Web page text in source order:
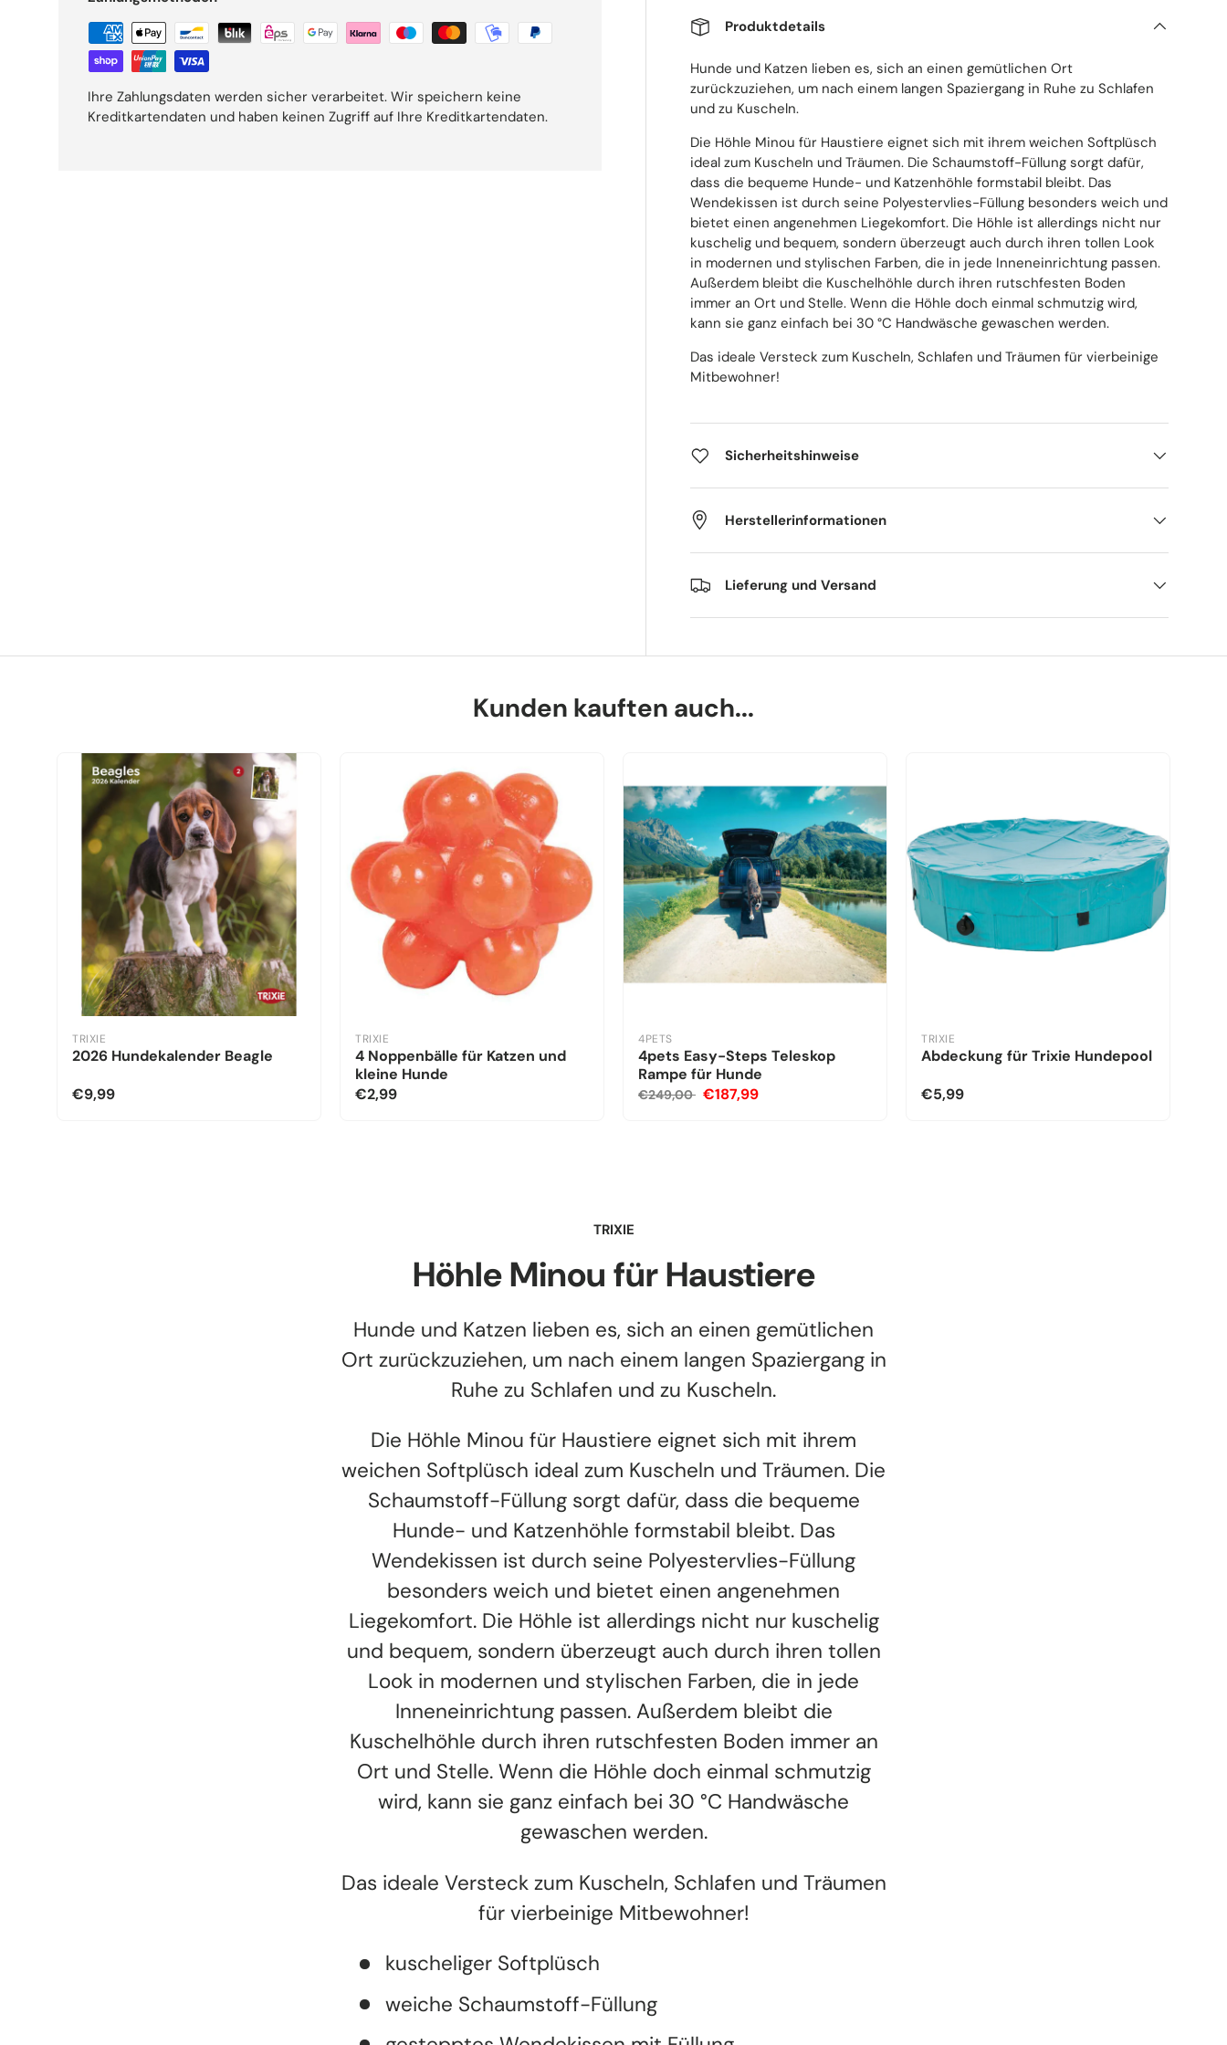
Produktdetails
Hunde und Katzen lieben es, sich an einen gemütlichen Ort
zurückzuziehen, um nach einem langen Spaziergang in Ruhe zu Schlafen
und zu Kuscheln.
Die Höhle Minou für Haustiere eignet sich mit ihrem weichen Softplüsch
ideal zum Kuscheln und Träumen. Die Schaumstoff-Füllung sorgt dafür,
dass die bequeme Hunde- und Katzenhöhle formstabil bleibt. Das
Wendekissen ist durch seine Polyestervlies-Füllung besonders weich und
bietet einen angenehmen Liegekomfort. Die Höhle ist allerdings nicht nur
kuschelig und bequem, sondern überzeugt auch durch ihren tollen Look
in modernen und stylischen Farben, die in jede Inneneinrichtung passen.
Außerdem bleibt die Kuschelhöhle durch ihren rutschfesten Boden
immer an Ort und Stelle. Wenn die Höhle doch einmal schmutzig wird,
kann sie ganz einfach bei 30 °C Handwäsche gewaschen werden.
Das ideale Versteck zum Kuscheln, Schlafen und Träumen für vierbeinige
Mitbewohner!
Sicherheitshinweise
Herstellerinformationen
Lieferung und Versand
Ihre Zahlungsdaten werden sicher verarbeitet. Wir speichern keine
Kreditkartendaten und haben keinen Zugriff auf Ihre Kreditkartendaten.
Kunden kauften auch...
TRIXIE
2026 Hundekalender Beagle
€9,99
TRIXIE
4 Noppenbälle für Katzen und
kleine Hunde
€2,99
4PETS
4pets Easy-Steps Teleskop
Rampe für Hunde
€249,00 €187,99
TRIXIE
Abdeckung für Trixie Hundepool
€5,99
TRIXIE
Höhle Minou für Haustiere
Hunde und Katzen lieben es, sich an einen gemütlichen
Ort zurückzuziehen, um nach einem langen Spaziergang in
Ruhe zu Schlafen und zu Kuscheln.
Die Höhle Minou für Haustiere eignet sich mit ihrem
weichen Softplüsch ideal zum Kuscheln und Träumen. Die
Schaumstoff-Füllung sorgt dafür, dass die bequeme
Hunde- und Katzenhöhle formstabil bleibt. Das
Wendekissen ist durch seine Polyestervlies-Füllung
besonders weich und bietet einen angenehmen
Liegekomfort. Die Höhle ist allerdings nicht nur kuschelig
und bequem, sondern überzeugt auch durch ihren tollen
Look in modernen und stylischen Farben, die in jede
Inneneinrichtung passen. Außerdem bleibt die
Kuschelhöhle durch ihren rutschfesten Boden immer an
Ort und Stelle. Wenn die Höhle doch einmal schmutzig
wird, kann sie ganz einfach bei 30 °C Handwäsche
gewaschen werden.
Das ideale Versteck zum Kuscheln, Schlafen und Träumen
für vierbeinige Mitbewohner!
kuscheliger Softplüsch
weiche Schaumstoff-Füllung